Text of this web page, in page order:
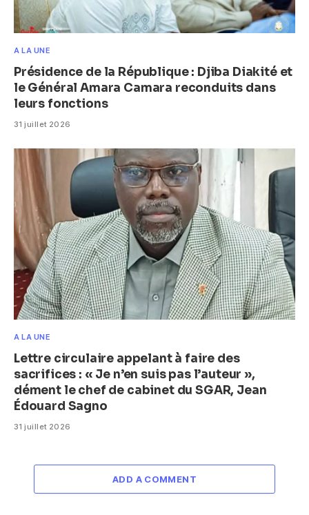
A LA UNE
Présidence de la République : Djiba Diakité et
le Général Amara Camara reconduits dans
leurs fonctions
31 juillet 2026
A LA UNE
Lettre circulaire appelant à faire des
sacrifices : « Je n’en suis pas l’auteur »,
dément le chef de cabinet du SGAR, Jean
Édouard Sagno
31 juillet 2026
ADD A COMMENT